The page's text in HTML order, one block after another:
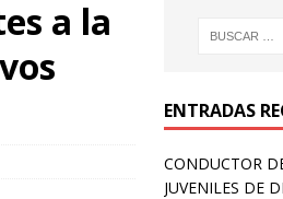
a la
ENTRADAS
CONDUCTOR
JUVENILES DE